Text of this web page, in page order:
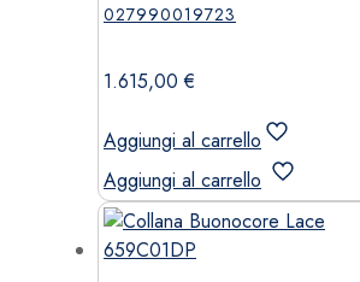
027990019723
1.615,00€
Aggiungi al carrello
Aggiungi al carrello